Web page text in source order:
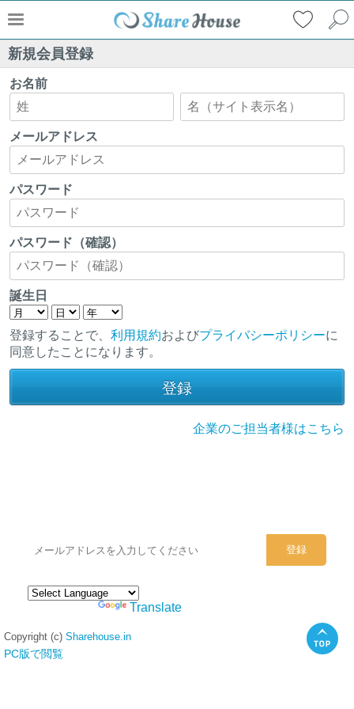
新規会員登録
お名前
メールアドレス
パスワード
パスワード（確認）
誕生日
登録することで、 利用規約およびプライバシーポリシーに
同意したことになります。
企業のご担当者様はこちら
Translate
Copyright (c) Sharehouse.in
PC版で閲覧